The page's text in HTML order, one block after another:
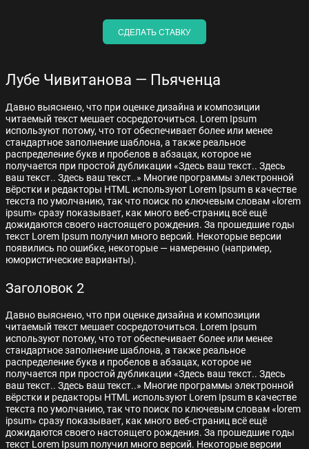
СДЕЛАТЬ СТАВКУ
Лубе Чивитанова — Пьяченца
Давно выяснено, что при оценке дизайна и композиции
читаемый текст мешает сосредоточиться. Lorem Ipsum
используют потому, что тот обеспечивает более или менее
стандартное заполнение шаблона, а также реальное
распределение букв и пробелов в абзацах, которое не
получается при простой дубликации «Здесь ваш текст.. Здесь
ваш текст.. Здесь ваш текст..» Многие программы электронной
вёрстки и редакторы HTML используют Lorem Ipsum в качестве
текста по умолчанию, так что поиск по ключевым словам «lorem
ipsum» сразу показывает, как много веб-страниц всё ещё
дожидаются своего настоящего рождения. За прошедшие годы
текст Lorem Ipsum получил много версий. Некоторые версии
появились по ошибке, некоторые — намеренно (например,
юмористические варианты).
Заголовок 2
Давно выяснено, что при оценке дизайна и композиции
читаемый текст мешает сосредоточиться. Lorem Ipsum
используют потому, что тот обеспечивает более или менее
стандартное заполнение шаблона, а также реальное
распределение букв и пробелов в абзацах, которое не
получается при простой дубликации «Здесь ваш текст.. Здесь
ваш текст.. Здесь ваш текст..» Многие программы электронной
вёрстки и редакторы HTML используют Lorem Ipsum в качестве
текста по умолчанию, так что поиск по ключевым словам «lorem
ipsum» сразу показывает, как много веб-страниц всё ещё
дожидаются своего настоящего рождения. За прошедшие годы
текст Lorem Ipsum получил много версий. Некоторые версии